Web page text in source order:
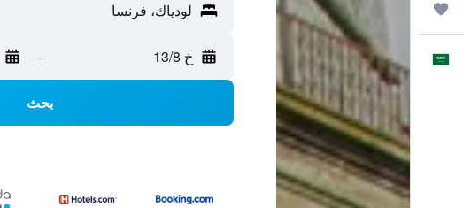
العَرَبِيَّة خ 13/8 -
بحث